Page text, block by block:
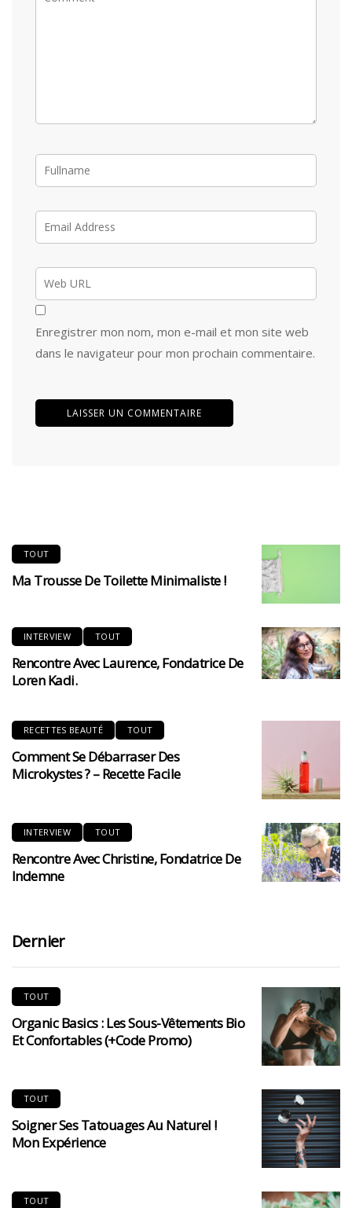
Enregistrer mon nom, mon e-mail et mon site web
dans le navigateur pour mon prochain commentaire.
TOUT
Ma Trousse De Toilette Minimaliste !
INTERVIEW TOUT
Rencontre Avec Laurence, Fondatrice De
Loren Kadi.
RECETTES BEAUTÉ TOUT
Comment Se Débarraser Des
Microkystes ? – Recette Facile
INTERVIEW TOUT
Rencontre Avec Christine, Fondatrice De
Indemne
Dernier
TOUT
Organic Basics : Les Sous-Vêtements Bio
Et Confortables (+code Promo)
TOUT
Soigner Ses Tatouages Au Naturel !
Mon Expérience
TOUT